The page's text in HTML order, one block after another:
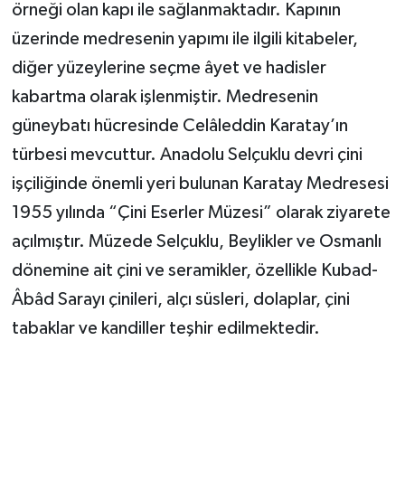
örneği olan kapı ile sağlanmaktadır. Kapının
üzerinde medresenin yapımı ile ilgili kitabeler,
diğer yüzeylerine seçme âyet ve hadisler
kabartma olarak işlenmiştir. Medresenin
güneybatı hücresinde Celâleddin Karatay’ın
türbesi mevcuttur. Anadolu Selçuklu devri çini
işçiliğinde önemli yeri bulunan Karatay Medresesi
1955 yılında “Çini Eserler Müzesi” olarak ziyarete
açılmıştır. Müzede Selçuklu, Beylikler ve Osmanlı
dönemine ait çini ve seramikler, özellikle Kubad-
Âbâd Sarayı çinileri, alçı süsleri, dolaplar, çini
tabaklar ve kandiller teşhir edilmektedir.